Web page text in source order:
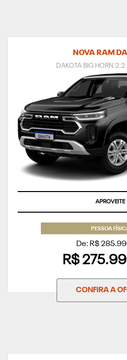
NOVA RAM
DAKOTA BIG HORN
APROVEITE
PESSOA
De: R$
R$
CONFIRA A